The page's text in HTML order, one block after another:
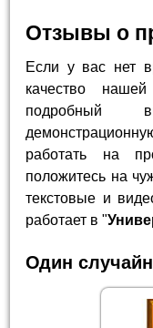
Отзывы о
Если у вас нет
качество
подробный
работать на
положитесь на
текстовые и
работает в "
Один